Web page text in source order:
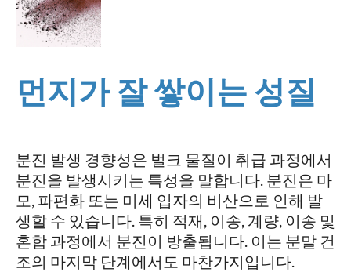
먼지가 잘 쌓이는 성질
분진 발생 경향성은 벌크 물질이 취급 과정에서
분진을 발생시키는 특성을 말합니다. 분진은 마
모, 파편화 또는 미세 입자의 비산으로 인해 발
생할 수 있습니다. 특히 적재, 이송, 계량, 이송 및
혼합 과정에서 분진이 방출됩니다. 이는 분말 건
조의 마지막 단계에서도 마찬가지입니다.